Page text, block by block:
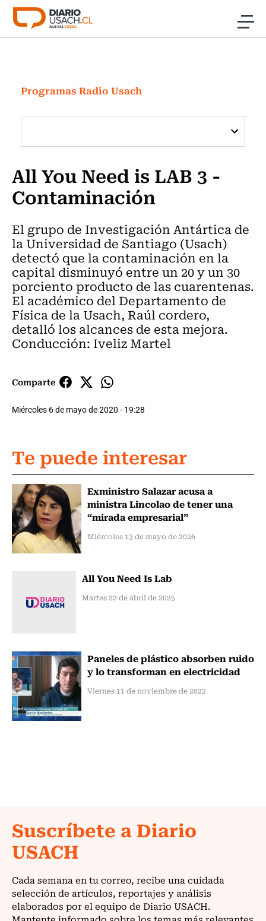
Click acá para ir directamente al contenido
Investigación
Cultura
Programas Radio y TV Usach
Programas Radio Usach
All You Need is LAB 3 -
Contaminación
El grupo de Investigación Antártica de
la Universidad de Santiago (Usach)
detectó que la contaminación en la
capital disminuyó entre un 20 y un 30
porciento producto de las cuarentenas.
El académico del Departamento de
Física de la Usach, Raúl cordero,
detalló los alcances de esta mejora.
Conducción: Iveliz Martel
Comparte
Miércoles 6 de mayo de 2020 - 19:28
Te puede interesar
Exministro Salazar acusa a
ministra Lincolao de tener una
“mirada empresarial”
Miércoles 13 de mayo de 2026
All You Need Is Lab
Martes 22 de abril de 2025
Paneles de plástico absorben ruido
y lo transforman en electricidad
Viernes 11 de noviembre de 2022